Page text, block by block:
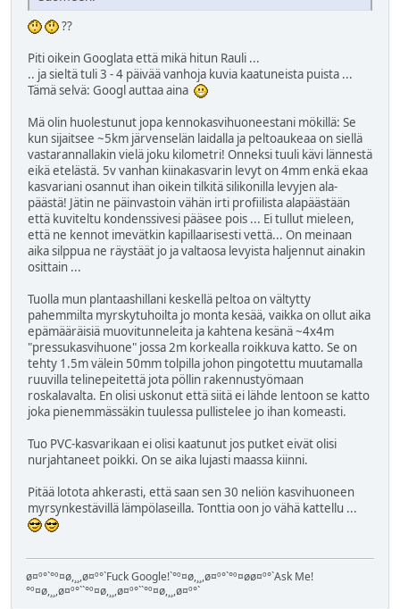
??
Piti oikein Googlata että mikä hitun Rauli ...
.. ja sieltä tuli 3 - 4 päivää vanhoja kuvia kaatuneista puista ...
Tämä selvä: Googl auttaa aina
Mä olin huolestunut jopa kennokasvihuoneestani mökillä: Se
kun sijaitsee ~5km järvenselän laidalla ja peltoaukeaa on siellä
vastarannallakin vielä joku kilometri! Onneksi tuuli kävi lännestä
eikä etelästä. 5v vanhan kiinakasvarin levyt on 4mm enkä ekaa
kasvariani osannut ihan oikein tilkitä silikonilla levyjen ala-
päästä! Jätin ne päinvastoin vähän irti profiilista alapäästään
että kuviteltu kondenssivesi pääsee pois ... Ei tullut mieleen,
että ne kennot imevätkin kapillaarisesti vettä... On meinaan
aika silppua ne räystäät jo ja valtaosa levyista haljennut ainakin
osittain ...
Tuolla mun plantaashillani keskellä peltoa on vältytty
pahemmilta myrskytuhoilta jo monta kesää, vaikka on ollut aika
epämääräisiä muovitunneleita ja kahtena kesänä ~4x4m
"pressukasvihuone" jossa 2m korkealla roikkuva katto. Se on
tehty 1.5m välein 50mm tolpilla johon pingotettu muutamalla
ruuvilla telinepeitettä jota pöllin rakennustyömaan
roskalavalta. En olisi uskonut että siitä ei lähde lentoon se katto
joka pienemmässäkin tuulessa pullistelee jo ihan komeasti.
Tuo PVC-kasvarikaan ei olisi kaatunut jos putket eivät olisi
nurjahtaneet poikki. On se aika lujasti maassa kiinni.
Pitää lotota ahkerasti, että saan sen 30 neliön kasvihuoneen
myrsynkestävillä lämpölaseilla. Tonttia oon jo vähä kattellu ...
ø¤º°`°º¤ø,¸¸,ø¤º°`Fuck Google!`°º¤ø,¸¸,ø¤º°`°º¤øø¤º°`Ask Me!
°º¤ø,¸¸,ø¤º°``°º¤ø,¸¸,ø¤º°``°º¤ø,¸¸,ø¤º°`